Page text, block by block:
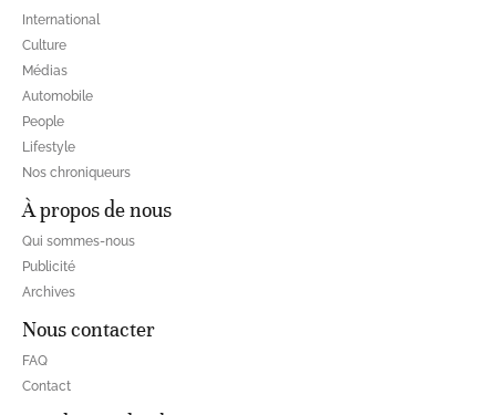
International
Culture
Médias
Automobile
People
Lifestyle
Nos chroniqueurs
À propos de nous
Qui sommes-nous
Publicité
Archives
Nous contacter
FAQ
Contact